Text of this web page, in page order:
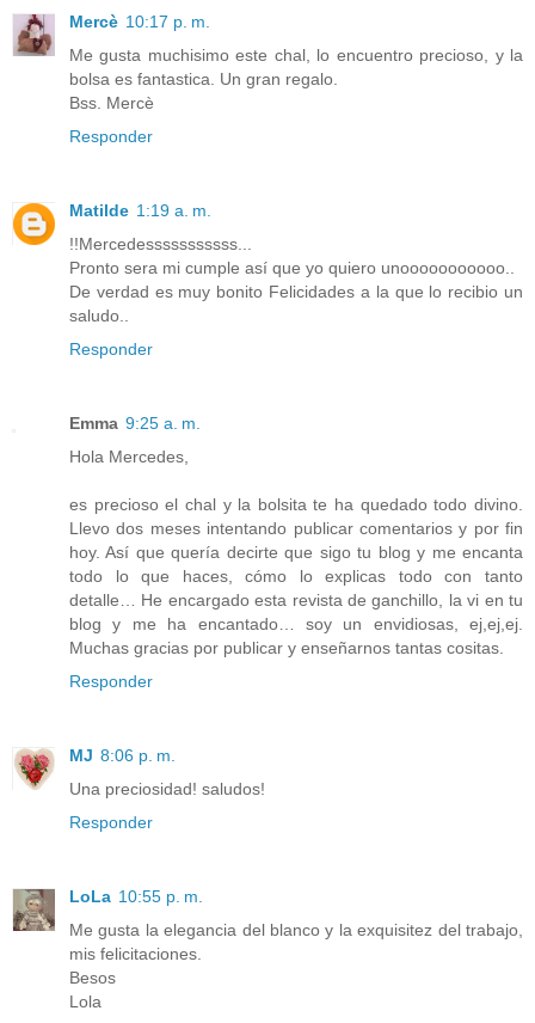
Mercè 10:17 p. m.
Me gusta muchisimo este chal, lo encuentro precioso, y la
bolsa es fantastica. Un gran regalo.
Bss. Mercè
Responder
Matilde 1:19 a. m.
!!Mercedesssssssssss...
Pronto sera mi cumple así que yo quiero unooooooooooo..
De verdad es muy bonito Felicidades a la que lo recibio un
saludo..
Responder
Emma 9:25 a. m.
Hola Mercedes,
es precioso el chal y la bolsita te ha quedado todo divino.
Llevo dos meses intentando publicar comentarios y por fin
hoy. Así que quería decirte que sigo tu blog y me encanta
todo lo que haces, cómo lo explicas todo con tanto
detalle… He encargado esta revista de ganchillo, la vi en tu
blog y me ha encantado… soy un envidiosas, ej,ej,ej.
Muchas gracias por publicar y enseñarnos tantas cositas.
Responder
MJ 8:06 p. m.
Una preciosidad! saludos!
Responder
LoLa 10:55 p. m.
Me gusta la elegancia del blanco y la exquisitez del trabajo,
mis felicitaciones.
Besos
Lola